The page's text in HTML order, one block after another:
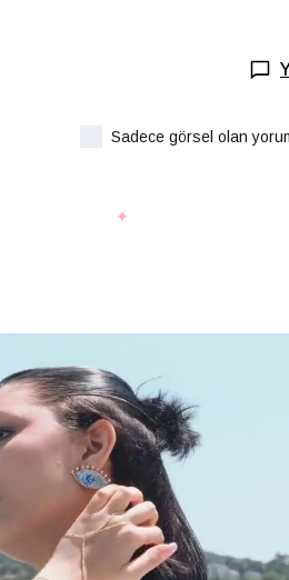
Sadece görsel olan